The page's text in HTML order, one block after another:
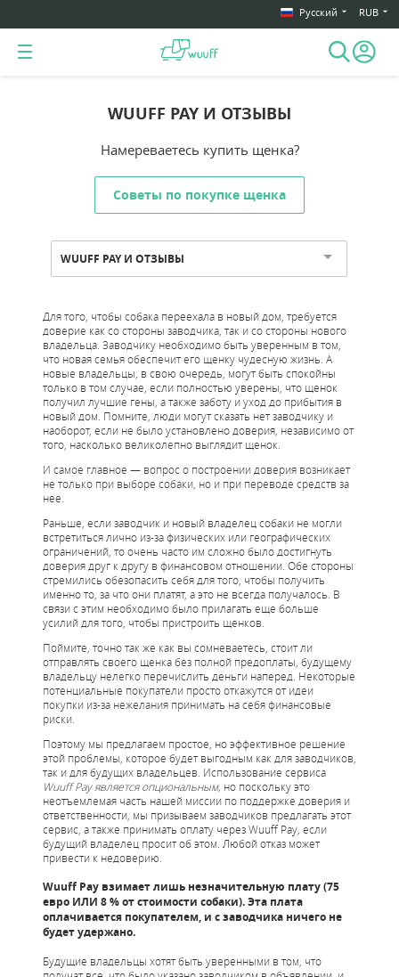
Русский RUB
WUUFF PAY И ОТЗЫВЫ
Намереваетесь купить щенка?
Советы по покупке щенка
WUUFF PAY И ОТЗЫВЫ
Для того, чтобы собака переехала в новый дом, требуется
доверие как со стороны заводчика, так и со стороны нового
владельца. Заводчику необходимо быть уверенным в том,
что новая семья обеспечит его щенку чудесную жизнь. А
новые владельцы, в свою очередь, могут быть спокойны
только в том случае, если полностью уверены, что щенок
получил лучшие гены, а также заботу и уход до прибытия в
новый дом. Помните, люди могут сказать нет заводчику и
наоборот, если не было установлено доверия, независимо от
того, насколько великолепно выглядит щенок.
И самое главное — вопрос о построении доверия возникает
не только при выборе собаки, но и при переводе средств за
нее.
Раньше, если заводчик и новый владелец собаки не могли
встретиться лично из-за физических или географических
ограничений, то очень часто им сложно было достигнуть
доверия друг к другу в финансовом отношении. Обе стороны
стремились обезопасить себя для того, чтобы получить
именно то, за что они платят, а это не всегда получалось. В
связи с этим необходимо было прилагать еще больше
усилий для того, чтобы пристроить щенков.
Поймите, точно так же как вы сомневаетесь, стоит ли
отправлять своего щенка без полной предоплаты, будущему
владельцу нелегко перечислить деньги наперед. Некоторые
потенциальные покупатели просто откажутся от идеи
покупки из-за нежелания принимать на себя финансовые
риски.
Поэтому мы предлагаем простое, но эффективное решение
этой проблемы, которое будет выгодным как для заводчиков,
так и для будущих владельцев. Использование сервиса
Wuuff Pay является опциональным, но поскольку это
неотъемлемая часть нашей миссии по поддержке доверия и
ответственности, мы призываем заводчиков предлагать этот
сервис, а также принимать оплату через Wuuff Pay, если
будущий владелец просит об этом. Любой отказ может
привести к недоверию.
Wuuff Pay взимает лишь незначительную плату (75
евро ИЛИ 8 % от стоимости собаки). Эта плата
оплачивается покупателем, и с заводчика ничего не
будет удержано.
Будущие владельцы хотят быть уверенными в том, что